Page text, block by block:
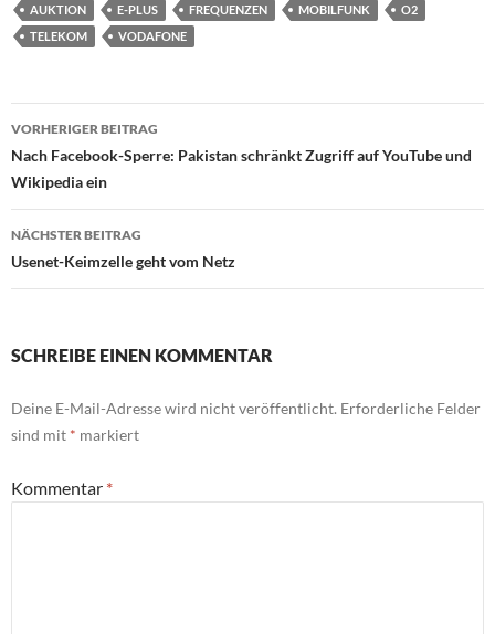
AUKTION E-PLUS FREQUENZEN MOBILFUNK
O2
TELEKOM
VODAFONE
Beitragsnavigation
VORHERIGER BEITRAG
Nach Facebook-Sperre: Pakistan schränkt Zugriff auf YouTube und
Wikipedia ein
NÄCHSTER BEITRAG
Usenet-Keimzelle geht vom Netz
SCHREIBE EINEN KOMMENTAR
Deine E-Mail-Adresse wird nicht veröffentlicht. Erforderliche Felder
sind mit * markiert
Kommentar *